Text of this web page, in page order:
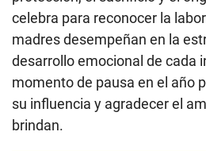
celebra para reconocer la
madres desempeñan en la
desarrollo emocional de cada
momento de pausa en el año
su influencia y agradecer el
brindan.